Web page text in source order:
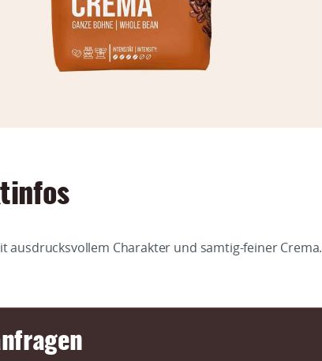
ausdrucksvollem Charakter und samtig-feiner Crema.